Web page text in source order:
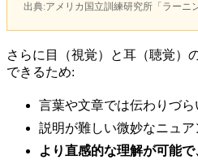
出典:アメリカ国立訓練研究所「ラーニ
さらに目（視覚）と耳（聴覚）
できるため:
言葉や文章では伝わりづ
説明が難しい微妙なニュ
より直感的な理解が可能